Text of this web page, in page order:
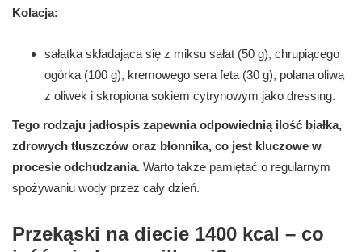
Kolacja:
sałatka składająca się z miksu sałat (50 g), chrupiącego
ogórka (100 g), kremowego sera feta (30 g), polana oliwą
z oliwek i skropiona sokiem cytrynowym jako dressing.
Tego rodzaju jadłospis zapewnia odpowiednią ilość białka,
zdrowych tłuszczów oraz błonnika, co jest kluczowe w
procesie odchudzania. Warto także pamiętać o regularnym
spożywaniu wody przez cały dzień.
Przekąski na diecie 1400 kcal – co